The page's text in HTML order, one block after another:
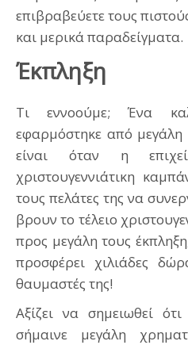
επιβραβεύετε τους
και μερικά παραδείγματα.
Έκπληξη
Τι εννοούμε; Ένα
εφαρμόστηκε από μεγάλη
είναι όταν η
χριστουγεννιάτικη
τους πελάτες της να
βρουν το τέλειο
προς μεγάλη τους
προσφέρει χιλιάδες
θαυμαστές της!
Αξίζει να σημειωθεί
σήμαινε μεγάλη